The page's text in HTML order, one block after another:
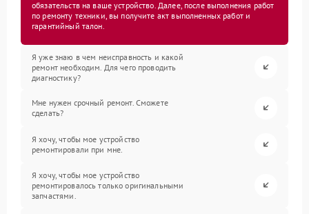
обязательств на ваше устройство. Далее, после выполнения работ
по ремонту техники, вы получите акт выполненных работ и
гарантийный талон.
Я уже знаю в чем неисправность и какой
ремонт необходим. Для чего проводить
диагностику?
Мне нужен срочный ремонт. Сможете
сделать?
Я хочу, чтобы мое устройство
ремонтировали при мне.
Я хочу, чтобы мое устройство
ремонтировалось только оригинальными
запчастями.